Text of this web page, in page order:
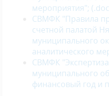
мероприятия";
СВМФК "Правила
счетной палатой
муниципального
аналитического
СВМФК
муниципального
финансовый год и